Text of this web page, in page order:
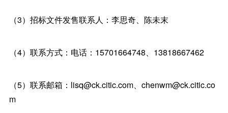
（3）招标文件发售联系人：李思奇、陈未末
（4）联系方式：电话：15701664748、13818667462
（5）联系邮箱：lisq@ck.citic.com、chenwm@ck.citic.co
m